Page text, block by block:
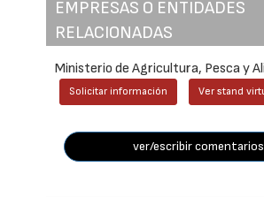
EMPRESAS O ENTIDADES
RELACIONADAS
Ministerio de Agricultura, Pesca y
Solicitar información Ver stand
ver/escribir comentarios